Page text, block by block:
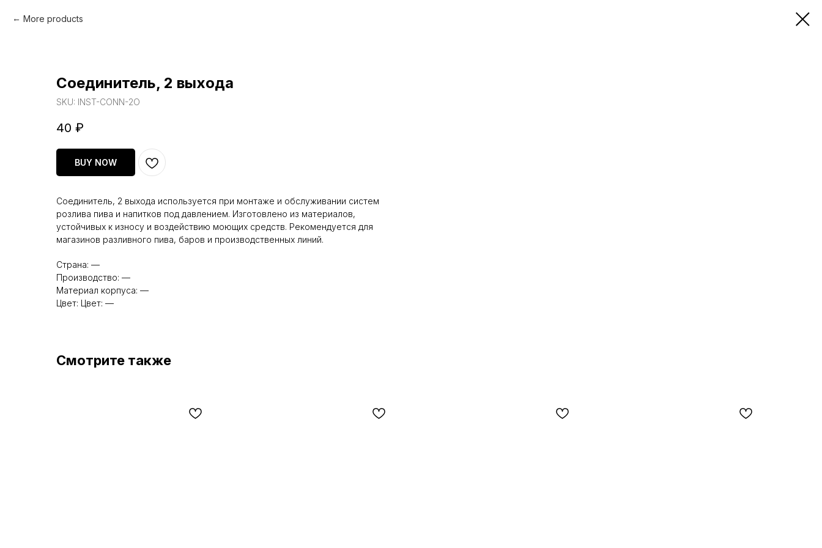
More products
Соединитель, 2 выхода
SKU: INST-CONN-2O
40 ₽
BUY NOW
Соединитель, 2 выхода используется при монтаже и обслуживании систем
розлива пива и напитков под давлением. Изготовлено из материалов,
устойчивых к износу и воздействию моющих средств. Рекомендуется для
магазинов разливного пива, баров и производственных линий.
Страна: —
Производство: —
Материал корпуса: —
Цвет: Цвет: —
Смотрите также